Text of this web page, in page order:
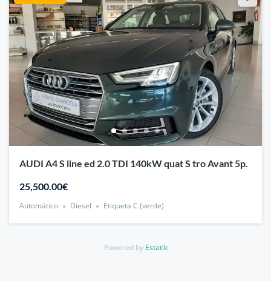
AUDI A4 S line ed 2.0 TDI 140kW quat S tro Avant 5p.
25,500.00€
Automático Diesel Etiqueta C (verde)
Powered by Estatik